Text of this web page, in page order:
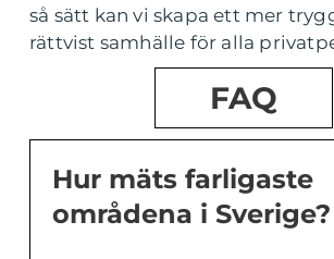
så sätt kan vi skapa ett mer
rättvist samhälle för alla
FAQ
Hur mäts farligaste
områdena i Sverige?